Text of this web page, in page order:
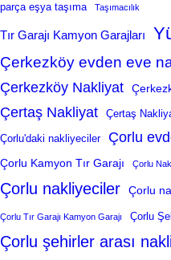
parça eşya taşıma Taşımacılık
Tır Garajı Kamyon Garajları
Çerkezköy evden eve
Çerkezköy Nakliyat
Çertaş Nakliyat Çertaş
Çorlu'daki nakliyeciler Çorlu
Çorlu Kamyon Tır Garajı Çorlu
Çorlu nakliyeciler Çorlu
Çorlu Tır Garajı Kamyon Garajı Çorlu
Çorlu şehirler arası